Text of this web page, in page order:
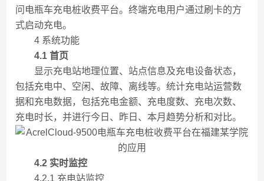
问电瓶车充电桩收费平台。终端充电用户通过刷卡的方
式启动充电。
4 系统功能
4.1首页
显示充电站地理位置、站点信息及充电设备状态，
包括充电中、空闲、故障、离线等。统计充电站运营数
据和充电数据，包括充电金额、充电度数、充电次数、
充电时长，并进行今日、昨日、本月趋势分析和对比。
4.2 实时监控
4.2.1 充电站监控